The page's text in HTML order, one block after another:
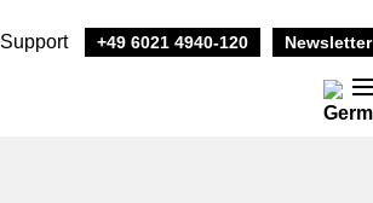
Newsletter
Support +49 6021 4940-120